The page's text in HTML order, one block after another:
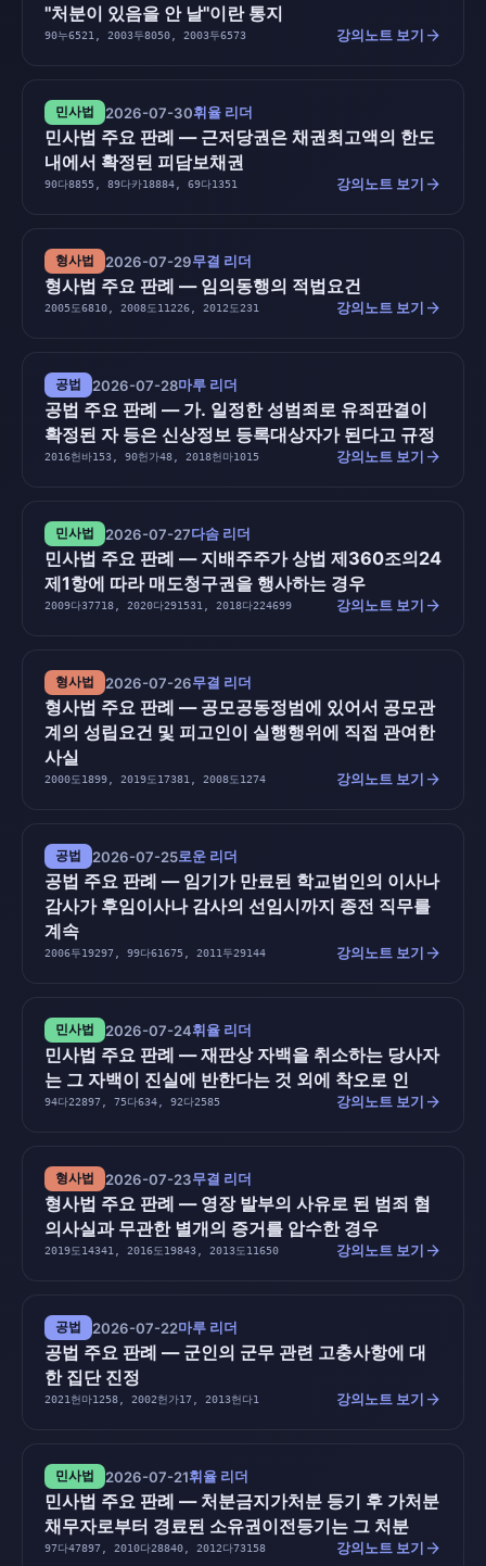
"처분이 있음을 안 날"이란 통지
90누6521, 2003두8050, 2003두6573 강의노트 보기 arrow_forward
민사법 2026-07-30휘율 리더
민사법 주요 판례 — 근저당권은 채권최고액의 한도
내에서 확정된 피담보채권
90다8855, 89다카18884, 69다1351 강의노트 보기 arrow_forward
형사법 2026-07-29무결 리더
형사법 주요 판례 — 임의동행의 적법요건
2005도6810, 2008도11226, 2012도231 강의노트 보기 arrow_forward
공법 2026-07-28마루 리더
공법 주요 판례 — 가. 일정한 성범죄로 유죄판결이
확정된 자 등은 신상정보 등록대상자가 된다고 규정
2016헌바153, 90헌가48, 2018헌마1015 강의노트 보기 arrow_forward
민사법 2026-07-27다솜 리더
민사법 주요 판례 — 지배주주가 상법 제360조의24
제1항에 따라 매도청구권을 행사하는 경우
2009다37718, 2020다291531, 2018다224699 강의노트 보기 arrow_forward
형사법 2026-07-26무결 리더
형사법 주요 판례 — 공모공동정범에 있어서 공모관
계의 성립요건 및 피고인이 실행행위에 직접 관여한
사실
2000도1899, 2019도17381, 2008도1274 강의노트 보기 arrow_forward
공법 2026-07-25로운 리더
공법 주요 판례 — 임기가 만료된 학교법인의 이사나
감사가 후임이사나 감사의 선임시까지 종전 직무를
계속
2006두19297, 99다61675, 2011두29144 강의노트 보기 arrow_forward
민사법 2026-07-24휘율 리더
민사법 주요 판례 — 재판상 자백을 취소하는 당사자
는 그 자백이 진실에 반한다는 것 외에 착오로 인
94다22897, 75다634, 92다2585 강의노트 보기 arrow_forward
형사법 2026-07-23무결 리더
형사법 주요 판례 — 영장 발부의 사유로 된 범죄 혐
의사실과 무관한 별개의 증거를 압수한 경우
2019도14341, 2016도19843, 2013도11650 강의노트 보기 arrow_forward
공법 2026-07-22마루 리더
공법 주요 판례 — 군인의 군무 관련 고충사항에 대
한 집단 진정
2021헌마1258, 2002헌가17, 2013헌다1 강의노트 보기 arrow_forward
민사법 2026-07-21휘율 리더
민사법 주요 판례 — 처분금지가처분 등기 후 가처분
채무자로부터 경료된 소유권이전등기는 그 처분
97다47897, 2010다28840, 2012다73158 강의노트 보기 arrow_forward